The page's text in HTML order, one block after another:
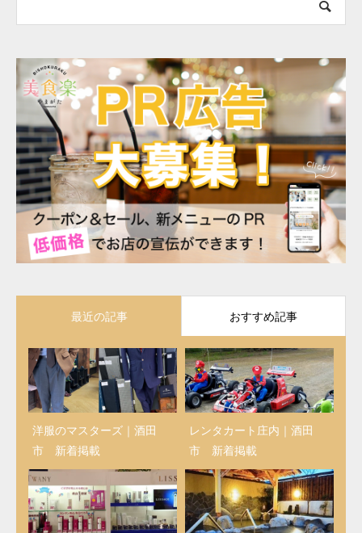
最近の記事 おすすめ記事
洋服のマスターズ｜酒田
市 新着掲載
レンタカート庄内｜酒田
市 新着掲載